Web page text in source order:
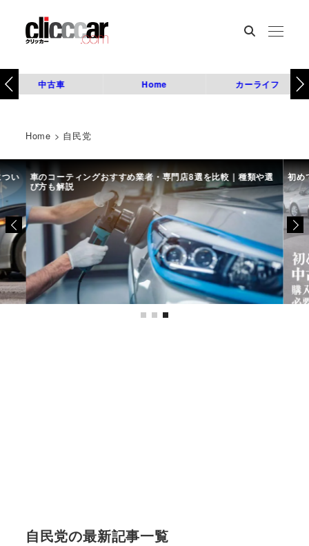
中古車 Home カーライフ
Home > 自民党
い 車のコーティングおすすめ業者・専門店8選を比較｜種類や選
び方も解説
初め
自民党の最新記事一覧